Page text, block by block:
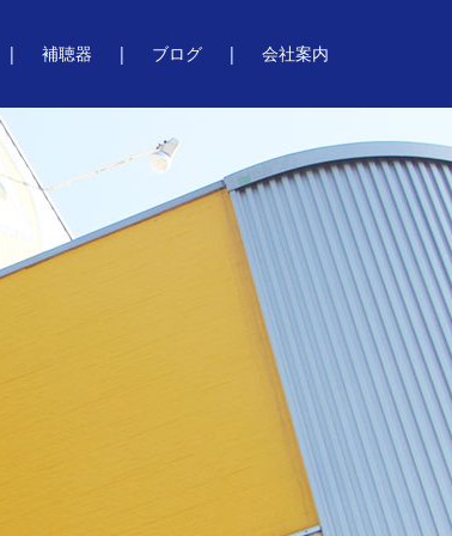
補聴器 ブログ 会社案内